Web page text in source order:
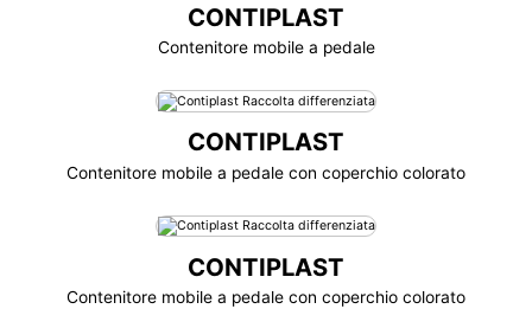
CONTIPLAST
Contenitore mobile a pedale
CONTIPLAST
Contenitore mobile a pedale con coperchio colorato
CONTIPLAST
Contenitore mobile a pedale con coperchio colorato